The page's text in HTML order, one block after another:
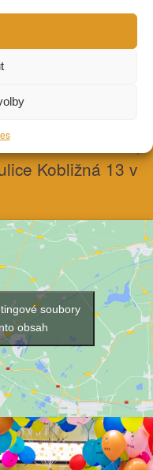
obsah
V
den mezi 7-20h,
Kobližná 13 v
soubory
obsah